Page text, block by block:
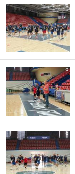
0
0
0